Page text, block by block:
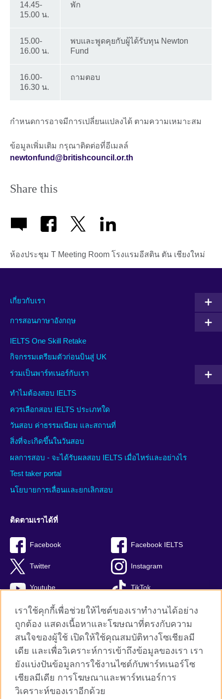
14.45-
15.00 น.
พัก
15.00-
16.00 น.
พบและพูดคุยกับผู้ได้รับทุน Newton
Fund
16.00-
16.30 น.
ถามตอบ
กำหนดการอาจมีการเปลี่ยนแปลงได้ ตามความเหมาะสม
ข้อมูลเพิ่มเติม กรุณาติดต่อที่อีเมลล์
newtonfund@britishcouncil.or.th
Share this
ห้องประชุม T Meeting Room โรงแรมอีสติน ตัน เชียงใหม่
เกี่ยวกับเรา
การสอนภาษาอังกฤษ
IELTS One Skill Retake
กิจกรรมเตรียมตัวก่อนบินสู่ UK
ร่วมเป็นพาร์ทเนอร์กับเรา
ทำไมต้องสอบ IELTS
ควรเลือกสอบ IELTS ประเภทใด
วันสอบ ค่าธรรมเนียม และสถานที่
สิ่งที่จะเกิดขึ้นในวันสอบ
ผลการสอบ - จะได้รับผลสอบ IELTS เมื่อไหร่และอย่างไร
Test taker portal
นโยบายการเลื่อนและยกเลิกสอบ
ติดตามเราได้ที่
Facebook Facebook IELTS
Twitter Instagram
Youtube TikTok
British Council global
Privacy and terms
Terms and conditions of sale
คุกกี้
Sitemap
เราใช้คุกกี้เพื่อช่วยให้ไซต์ของเราทำงานได้อย่าง
ถูกต้อง แสดงเนื้อหาและโฆษณาที่ตรงกับความ
สนใจของผู้ใช้ เปิดให้ใช้คุณสมบัติทางโซเชียลมี
เดีย และเพื่อวิเคราะห์การเข้าถึงข้อมูลของเรา เรา
ยังแบ่งปันข้อมูลการใช้งานไซต์กับพาร์ทเนอร์โซ
เชียลมีเดีย การโฆษณาและพาร์ทเนอร์การ
วิเคราะห์ของเราอีกด้วย